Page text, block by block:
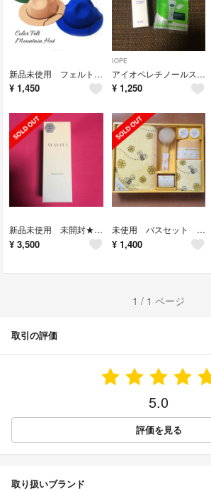
新品未使用 フェルトハット 帽子 レディース
¥ 1,450
IOPE
アイオペレチノールスーパーバウンスセラム セタフィルモイスチャライジングクリーム
¥ 1,250
新品未使用 未開封★アラヴィータブースターデュオ 美容液
¥ 3,500
未使用 バスセット お風呂ギフト タオルギフト しっとりうるおいはちみつギフト
¥ 1,400
1 / 1 ページ
取引の評価
5.0
評価を見る
取り扱いブランド